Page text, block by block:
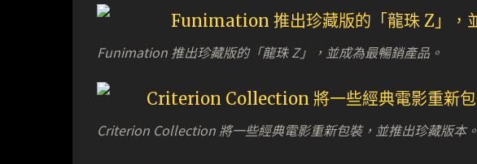
Funimation 推出珍藏版的「龍珠 Z」，並成為最暢銷產品。
Criterion Collection 將一些經典電影重新包裝，並推出珍藏版本。